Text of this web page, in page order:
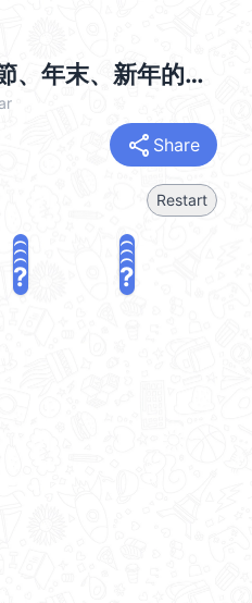
聖誕節、年末、新年的祝福
share Share
Restart
? ?
? ?
? ?
? ?